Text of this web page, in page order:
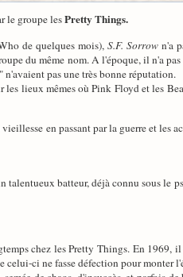
le groupe lesPretty Things.
de quelques mois),S.F. Sorrown'a
du même nom. A l'époque, il n'a
pas une très bonne réputation.
lieux mêmes où Pink Floyd et les
en passant par la guerre et les
batteur, déjà connu sous le
chez les Pretty Things. En 1969,
ci ne fasse défection pour monter